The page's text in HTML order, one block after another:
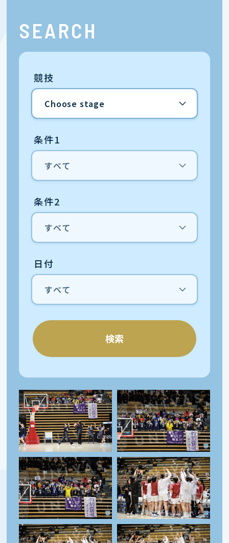
SEARCH
競技
条件1
条件2
日付
検索